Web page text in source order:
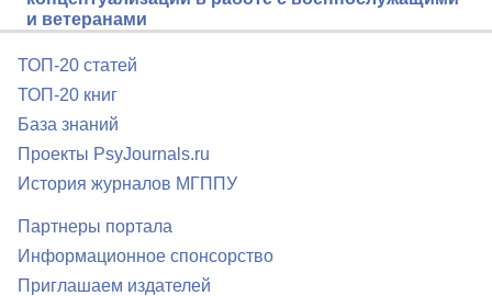
и ветеранами
ТОП-20 статей
ТОП-20 книг
База знаний
Проекты PsyJournals.ru
История журналов МГППУ
Партнеры портала
Информационное спонсорство
Приглашаем издателей